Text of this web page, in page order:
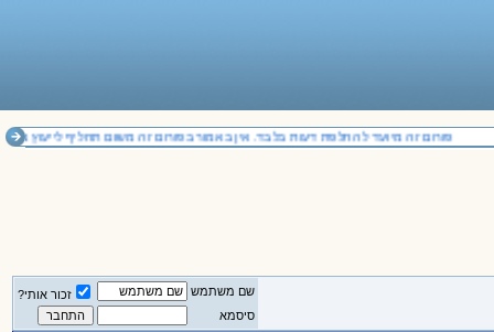
פורום זה מיועד להחלפת דעות בלבד. אין באמור בפורום זה משום תחליף לייעוץ
שם משתמש
זכור אותי?
סיסמא